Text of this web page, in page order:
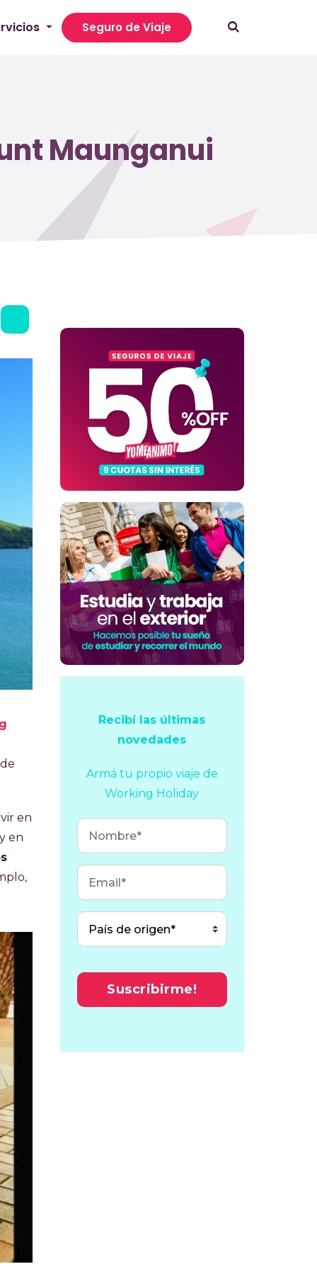
Seguro de Viaje
Maunganui
en
en
Recibí las últimas
novedades
Armá tu propio viaje de
Working Holiday